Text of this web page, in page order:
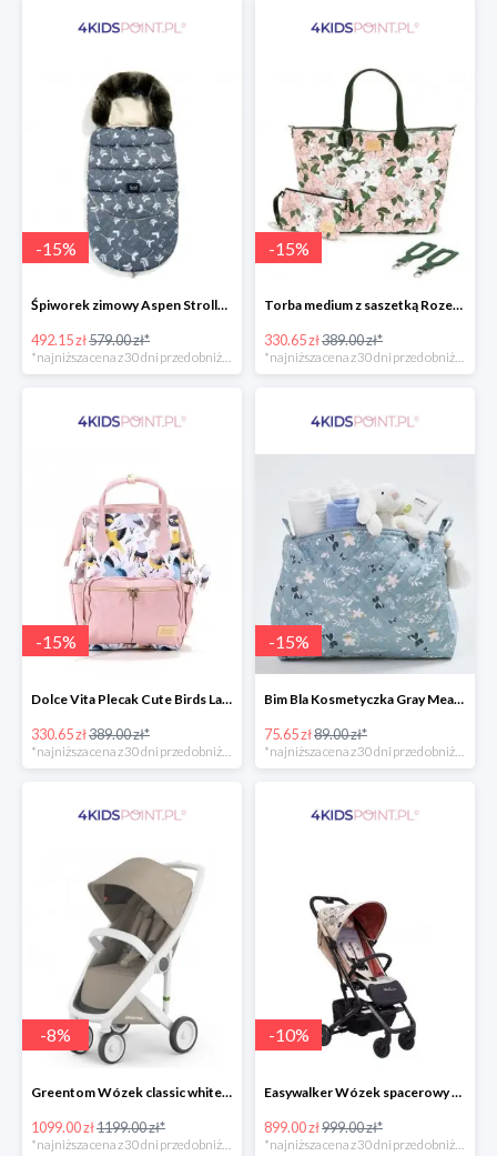
-15%
Śpiworek zimowy Aspen Stroller Bag Combo Boho Royal Arrows Dark & Rafaello La Millou -15%
492.15 zł579.00 zł*
*najniższa cena z 30 dni przed obniżką
-15%
Torba medium z saszetką Rozenek Lady Peony Premium Zip La Millou -15%
330.65 zł389.00 zł*
*najniższa cena z 30 dni przed obniżką
-15%
Dolce Vita Plecak Cute Birds La Millou -15%
330.65 zł389.00 zł*
-15%
Bim Bla Kosmetyczka Gray Meadow -15%
75.65 zł89.00 zł*
-8%
Greentom Wózek classic white-sand
1099.00 zł1199.00 zł*
*najniższa cena z 30 dni przed obniżką
-10%
Easywalker Wózek spacerowy z osłonką przeciwdeszczową Buggy XS Minnie Ornament Disney
899.00 zł999.00 zł*
*najniższa cena z 30 dni przed obniżką